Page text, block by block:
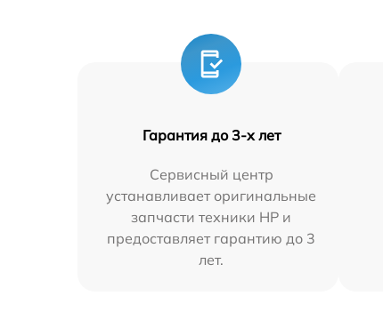
Гарантия до 3-х лет
Сервисный центр
устанавливает оригинальные
запчасти техники HP и
предоставляет гарантию до 3
лет.